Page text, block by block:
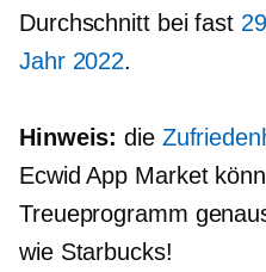
Durchschnitt bei fast
Jahr 2022.
Hinweis: die
Ecwid App Market
Treueprogramm
wie Starbucks!